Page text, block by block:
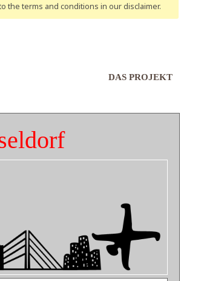
the terms and conditions in our disclaimer.
DAS PROJEKT